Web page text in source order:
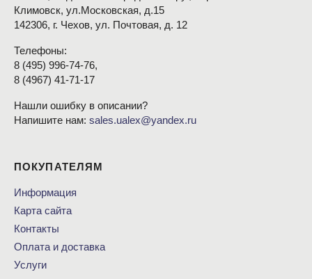
Климовск, ул.Московская, д.15
142306, г. Чехов, ул. Почтовая, д. 12
Телефоны:
8 (495) 996-74-76,
8 (4967) 41-71-17
Нашли ошибку в описании?
Напишите нам: sales.ualex@yandex.ru
ПОКУПАТЕЛЯМ
Информация
Карта сайта
Контакты
Оплата и доставка
Услуги